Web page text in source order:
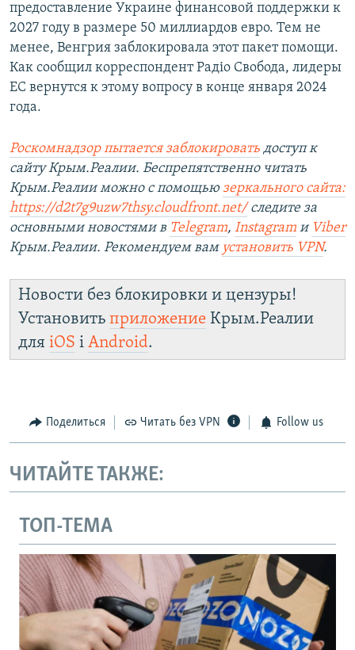
предоставление Украине финансовой поддержки к
2027 году в размере 50 миллиардов евро. Тем не
менее, Венгрия заблокировала этот пакет помощи.
Как сообщил корреспондент Радіо Свобода, лидеры
ЕС вернутся к этому вопросу в конце января 2024
года.
Роскомнадзор пытается заблокировать доступ к
сайту Крым.Реалии. Беспрепятственно читать
Крым.Реалии можно с помощью зеркального сайта:
https://d2t7g9uzw7thsy.cloudfront.net/следите за
основными новостями в Telegram, Instagram и Viber
Крым.Реалии. Рекомендуем вам установить VPN.
Новости без блокировки и цензуры!
Установить приложение Крым.Реалии
для iOS і Android.
Поделиться Читать без VPN Follow us
ЧИТАЙТЕ ТАКЖЕ:
ТОП-ТЕМА